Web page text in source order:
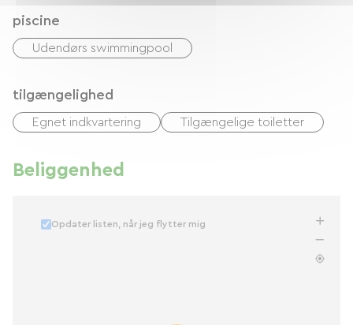
piscine
Udendørs swimmingpool
tilgængelighed
Egnet indkvartering Tilgængelige toiletter
Beliggenhed
Opdater listen, når jeg flytter mig